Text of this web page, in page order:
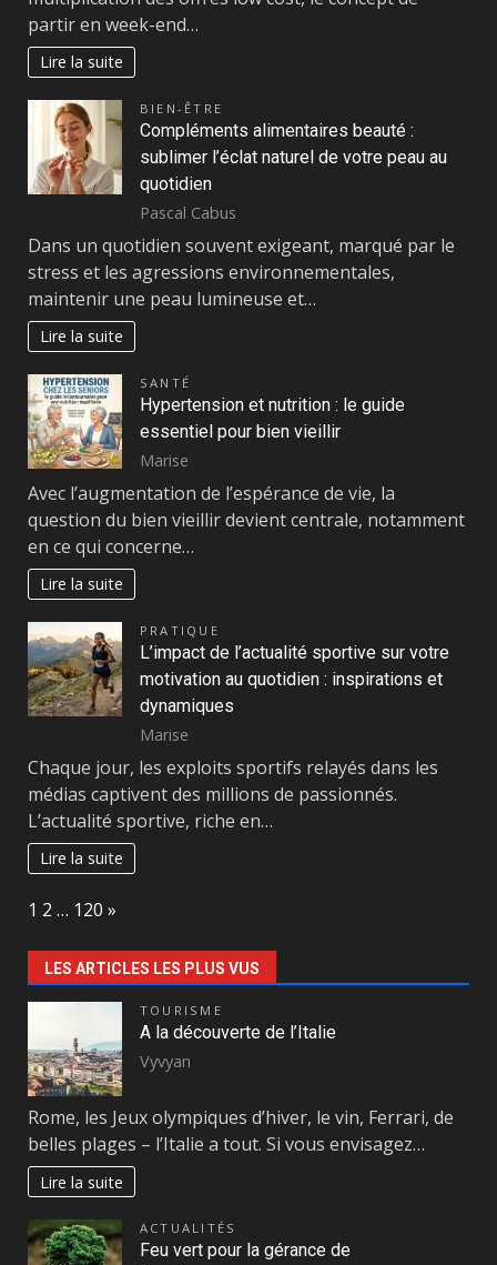
partir en week-end…
Lire la suite
BIEN-ÊTRE
Compléments alimentaires beauté :
sublimer l’éclat naturel de votre peau au
quotidien
Pascal Cabus
Dans un quotidien souvent exigeant, marqué par le
stress et les agressions environnementales,
maintenir une peau lumineuse et…
Lire la suite
SANTÉ
Hypertension et nutrition : le guide
essentiel pour bien vieillir
Marise
Avec l’augmentation de l’espérance de vie, la
question du bien vieillir devient centrale, notamment
en ce qui concerne…
Lire la suite
PRATIQUE
L’impact de l’actualité sportive sur votre
motivation au quotidien : inspirations et
dynamiques
Marise
Chaque jour, les exploits sportifs relayés dans les
médias captivent des millions de passionnés.
L’actualité sportive, riche en…
Lire la suite
Page:
1 2 … 120 Next
»
LES ARTICLES LES PLUS VUS
TOURISME
A la découverte de l’Italie
Vyvyan
Rome, les Jeux olympiques d’hiver, le vin, Ferrari, de
belles plages – l’Italie a tout. Si vous envisagez…
Lire la suite
ACTUALITÉS
Feu vert pour la gérance de